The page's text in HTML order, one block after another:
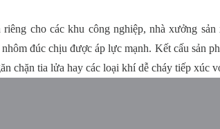
cho các khu công nghiệp, nhà xưởng
đúc chịu được áp lực mạnh. Kết cấu sản
chặn tia lửa hay các loại khí dễ cháy tiếp xúc